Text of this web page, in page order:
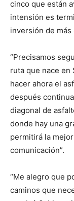
cinco que están
intensión es
inversión de
“Precisamos
ruta que nace en
hacer ahora el
después
diagonal de
donde hay una
permitirá la
comunicación”.
“Me alegro que
caminos que